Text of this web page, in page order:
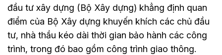
đầu tư xây dựng (Bộ Xây dựng) khẳng định quan
điểm của Bộ Xây dựng khuyến khích các chủ đầu
tư, nhà thầu kéo dài thời gian bảo hành các công
trình, trong đó bao gồm công trình giao thông.